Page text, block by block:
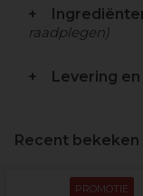
raadplegen)
Levering
Recent
PROMOTIE